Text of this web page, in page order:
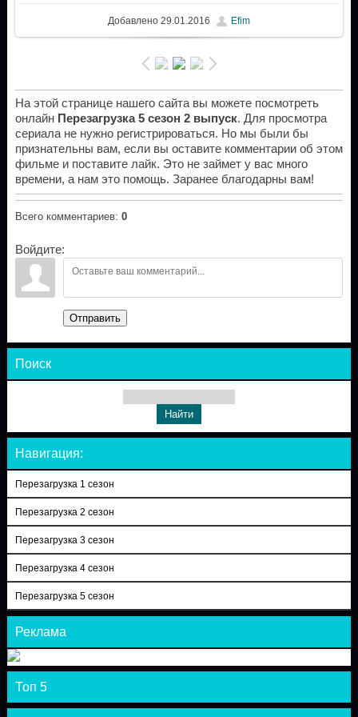
Добавлено29.01.2016 Efim
На этой странице нашего сайта вы можете посмотреть
онлайн Перезагрузка 5 сезон 2 выпуск. Для просмотра
сериала не нужно регистрироваться. Но мы были бы
признательны вам, если вы оставите комментарии об этом
фильме и поставите лайк. Это не займет у вас много
времени, а нам это помощь. Заранее благодарны вам!
Всего комментариев: 0
Войдите:
Отправить
Поиск
Навигация:
Перезагрузка 1 сезон
Перезагрузка 2 сезон
Перезагрузка 3 сезон
Перезагрузка 4 сезон
Перезагрузка 5 сезон
Реклама
Топ 5